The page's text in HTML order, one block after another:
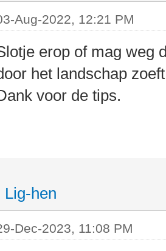
Aug-2022, 12:21 PM
erop of mag weg
het landschap
voor de tips.
Lig-hen
Dec-2023, 11:08 PM